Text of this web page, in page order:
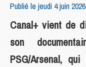
Publié le jeudi 4 juin
Canal+ vient de
son
PSG/Arsenal,